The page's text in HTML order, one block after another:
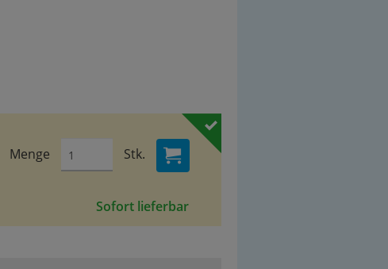
Menge Stk.
Sofort lieferbar